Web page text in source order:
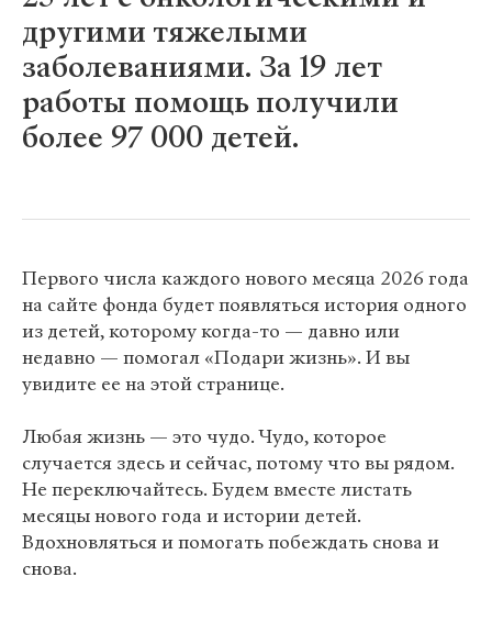
другими тяжелыми
заболеваниями. За 19 лет
работы помощь получили
более 97 000 детей.
Первого числа каждого нового месяца 2026 года
на сайте фонда будет появляться история одного
из детей, которому когда-то — давно или
недавно — помогал «Подари жизнь». И вы
увидите ее на этой странице.
Любая жизнь — это чудо. Чудо, которое
случается здесь и сейчас, потому что вы рядом.
Не переключайтесь. Будем вместе листать
месяцы нового года и истории детей.
Вдохновляться и помогать побеждать снова и
снова.